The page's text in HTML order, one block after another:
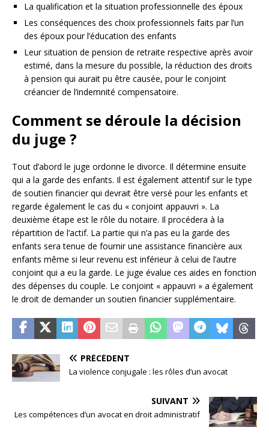
La qualification et la situation professionnelle des époux
Les conséquences des choix professionnels faits par l’un
des époux pour l’éducation des enfants
Leur situation de pension de retraite respective après avoir
estimé, dans la mesure du possible, la réduction des droits
à pension qui aurait pu être causée, pour le conjoint
créancier de l’indemnité compensatoire.
Comment se déroule la décision
du juge ?
Tout d’abord le juge ordonne le divorce. Il détermine ensuite
qui a la garde des enfants. Il est également attentif sur le type
de soutien financier qui devrait être versé pour les enfants et
regarde également le cas du « conjoint appauvri ». La
deuxième étape est le rôle du notaire. Il procédera à la
répartition de l’actif. La partie qui n’a pas eu la garde des
enfants sera tenue de fournir une assistance financière aux
enfants même si leur revenu est inférieur à celui de l’autre
conjoint qui a eu la garde. Le juge évalue ces aides en fonction
des dépenses du couple. Le conjoint « appauvri » a également
le droit de demander un soutien financier supplémentaire.
PRÉCÉDENT
La violence conjugale : les rôles d’un avocat
SUIVANT
Les compétences d’un avocat en droit administratif